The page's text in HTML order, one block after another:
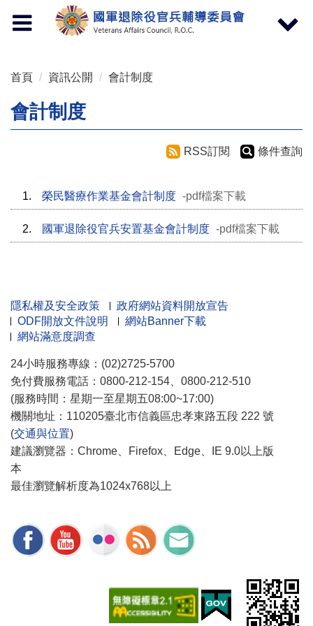
Toggle
navigation
Toggle
首頁 資訊公開 會計制度
會計制度
RSS訂閱 條件查詢
1. 榮民醫療作業基金會計制度 -pdf檔案下載
2. 國軍退除役官兵安置基金會計制度 -pdf檔案下載
隱私權及安全政策
政府網站資料開放宣告
ODF開放文件說明
網站Banner下載
網站滿意度調查
24小時服務專線：(02)2725-5700
免付費服務電話：0800-212-154、0800-212-510
(服務時間：星期一至星期五08:00~17:00)
機關地址：110205臺北市信義區忠孝東路五段 222 號
(交通與位置)
建議瀏覽器：Chrome、Firefox、Edge、IE 9.0以上版
本
最佳瀏覽解析度為1024x768以上